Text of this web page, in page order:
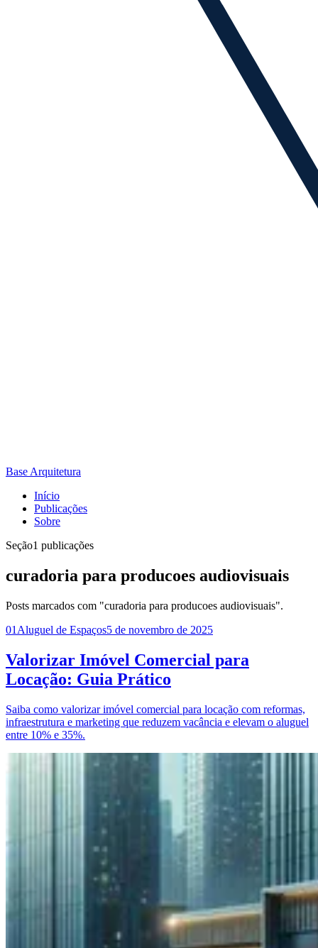
Base Arquitetura
Início
Publicações
Sobre
Seção1 publicações
curadoria para producoes audiovisuais
Posts marcados com "curadoria para producoes audiovisuais".
01 Aluguel de Espaços5 de novembro de 2025
Valorizar Imóvel Comercial para
Locação: Guia Prático
Saiba como valorizar imóvel comercial para locação com reformas,
infraestrutura e marketing que reduzem vacância e elevam o aluguel
entre 10% e 35%.